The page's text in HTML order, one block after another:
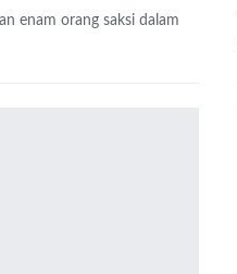
enam orang saksi dalam